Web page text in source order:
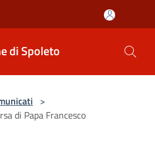
di Spoleto
>
di Papa Francesco